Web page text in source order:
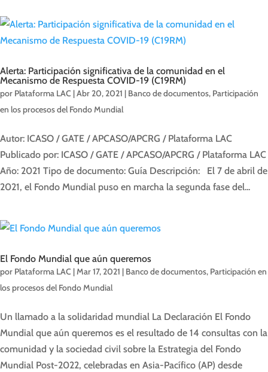
Alerta: Participación significativa de la comunidad en el
Mecanismo de Respuesta COVID-19 (C19RM)
por Plataforma LAC |Abr 20, 2021 | Banco de documentos, Participación
en los procesos del Fondo Mundial
Autor: ICASO / GATE / APCASO/APCRG / Plataforma LAC
Publicado por: ICASO / GATE / APCASO/APCRG / Plataforma LAC
Año: 2021 Tipo de documento: Guía Descripción: El 7 de abril de
2021, el Fondo Mundial puso en marcha la segunda fase del...
El Fondo Mundial que aún queremos
por Plataforma LAC |Mar 17, 2021 | Banco de documentos, Participación en
los procesos del Fondo Mundial
Un llamado a la solidaridad mundial La Declaración El Fondo
Mundial que aún queremos es el resultado de 14 consultas con la
comunidad y la sociedad civil sobre la Estrategia del Fondo
Mundial Post-2022, celebradas en Asia-Pacífico (AP) desde